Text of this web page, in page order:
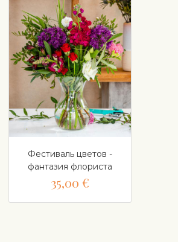
Фестиваль цветов -
фантазия флориста
35,00 €